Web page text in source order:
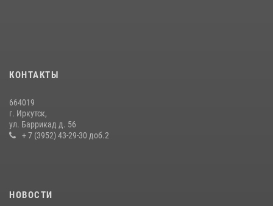
пенсионерку, страдающую потерей памяти
В Иркутске сотрудники вневедомственной охраны Росгвардии
приняли участие в благотворительной акции
КОНТАКТЫ
664019
г. Иркутск,
ул. Баррикад д. 56
+ 7 (3952) 43-29-30 доб.2
НОВОСТИ